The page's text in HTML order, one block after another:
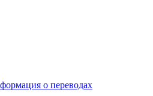
о переводах